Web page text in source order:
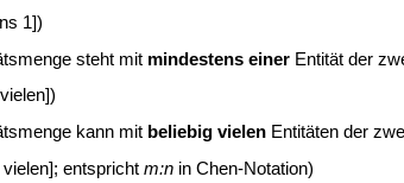
1])
steht mit mindestens einerEntität der
kann mit beliebig vielenEntitäten der
entspricht m:nin Chen-Notation)